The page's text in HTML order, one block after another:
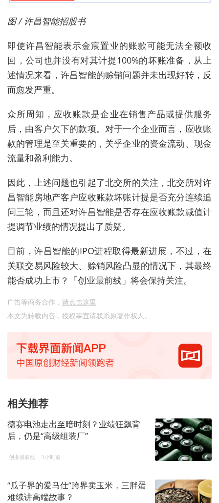
图 / 许昌智能招股书
即使许昌智能表示金宸置业的账款可能无法全额收
回，公司也并没有对其计提100%的坏账准备，从上
述情况来看，许昌智能的赊销问题并未出现好转，反
而愈发严重。
众所周知，应收账款是企业在销售产品或提供服务
后，由客户欠下的款项。对于一个企业而言，应收账
款的管理是至关重要的，关乎企业的资金流动、现金
流量和盈利能力。
因此，上述问题也引起了北交所的关注，北交所对许
昌智能房地产客户应收账款坏账计提是否充分连续追
问三轮，而且还对许昌智能是否存在应收账款减值计
提调节业绩的情况提出了质疑。
目前，许昌智能的IPO进程取得最新进展，不过，在
关联交易风险较大、赊销风险凸显的情况下，其最终
能否成功上市？「创业最前线」将会保持关注。
广告等商务合作， 请点击这里
本文为转载内容，授权事宜请联系原著作权人。
相关推荐
德赛电池走出至暗时刻？业绩狂飙背
后，仍是“高级组装厂”
创业最前线 1小时前
“瓜子界的爱马仕”跨界卖玉米，三胖蛋
难续讲高端故事？